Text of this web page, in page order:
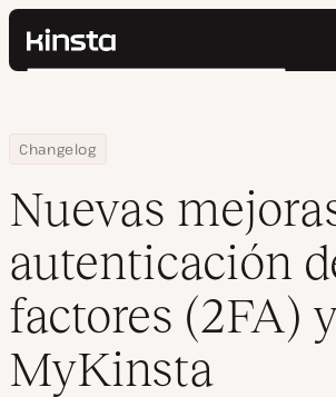
Kinsta®
Precios
Contacto
Buscar
Home
Changelog
Nuevas mejoras en la autenticación de
Nuevas
autenticación
factores (2FA)
MyKinsta